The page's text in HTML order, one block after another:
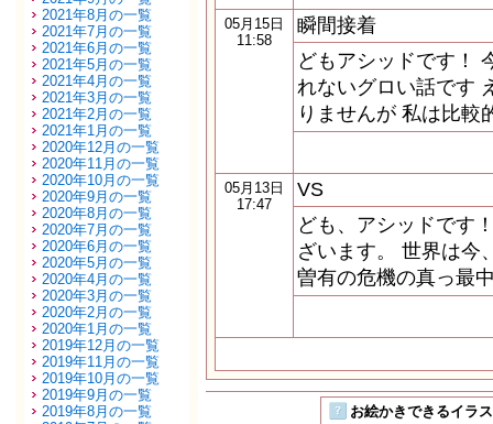
2021年8月の一覧
2021年7月の一覧
2021年6月の一覧
2021年5月の一覧
2021年4月の一覧
2021年3月の一覧
2021年2月の一覧
2021年1月の一覧
2020年12月の一覧
2020年11月の一覧
2020年10月の一覧
2020年9月の一覧
2020年8月の一覧
2020年7月の一覧
2020年6月の一覧
2020年5月の一覧
2020年4月の一覧
2020年3月の一覧
2020年2月の一覧
2020年1月の一覧
2019年12月の一覧
2019年11月の一覧
2019年10月の一覧
2019年9月の一覧
2019年8月の一覧
05月15日
11:58
瞬間接着
どもアシッドです！
れないグロい話です
りませんが 私は比較
05月13日
17:47
VS
ども、アシッドです
ざいます。 世界は今
曽有の危機の真っ最
お絵かきできるイラ